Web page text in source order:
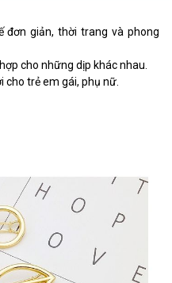
đơn giản, thời trang và phong
cho những dịp khác nhau.
cho trẻ em gái, phụ nữ.